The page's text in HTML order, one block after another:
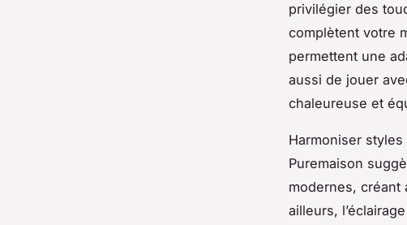
privilégier des
complètent votre
permettent une
aussi de jouer
chaleureuse et
Harmoniser
Puremaison
modernes, créant
ailleurs,